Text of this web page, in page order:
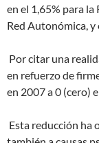
en el 1,65% para la
Red Autonómica, y
Por citar una
en refuerzo de
en 2007 a 0 (cero)
Esta reducción ha